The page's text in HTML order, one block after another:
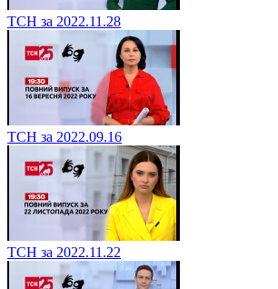
ТСН за 2022.11.28
ТСН за 2022.09.16
ТСН за 2022.11.22